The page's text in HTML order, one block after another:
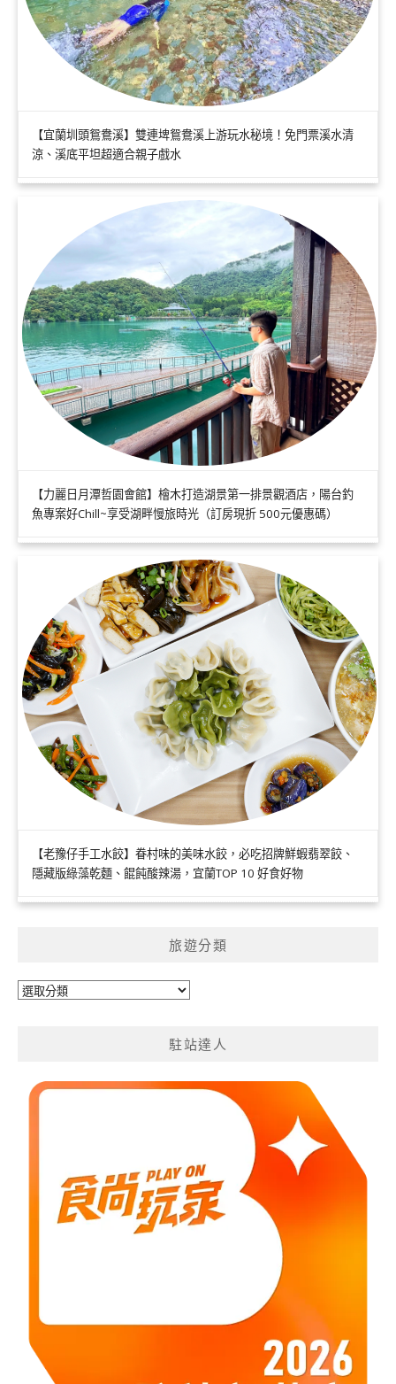
【宜蘭圳頭鴛鴦溪】雙連埤鴛鴦溪上游玩水秘境！免門票溪水清
涼、溪底平坦超適合親子戲水
【力麗日月潭哲園會館】檜木打造湖景第一排景觀酒店，陽台釣
魚專案好Chill~享受湖畔慢旅時光（訂房現折 500元優惠碼）
【老豫仔手工水餃】眷村味的美味水餃，必吃招牌鮮蝦翡翠餃、
隱藏版綠藻乾麵、餛飩酸辣湯，宜蘭TOP 10 好食好物
旅遊分類
旅
駐站達人